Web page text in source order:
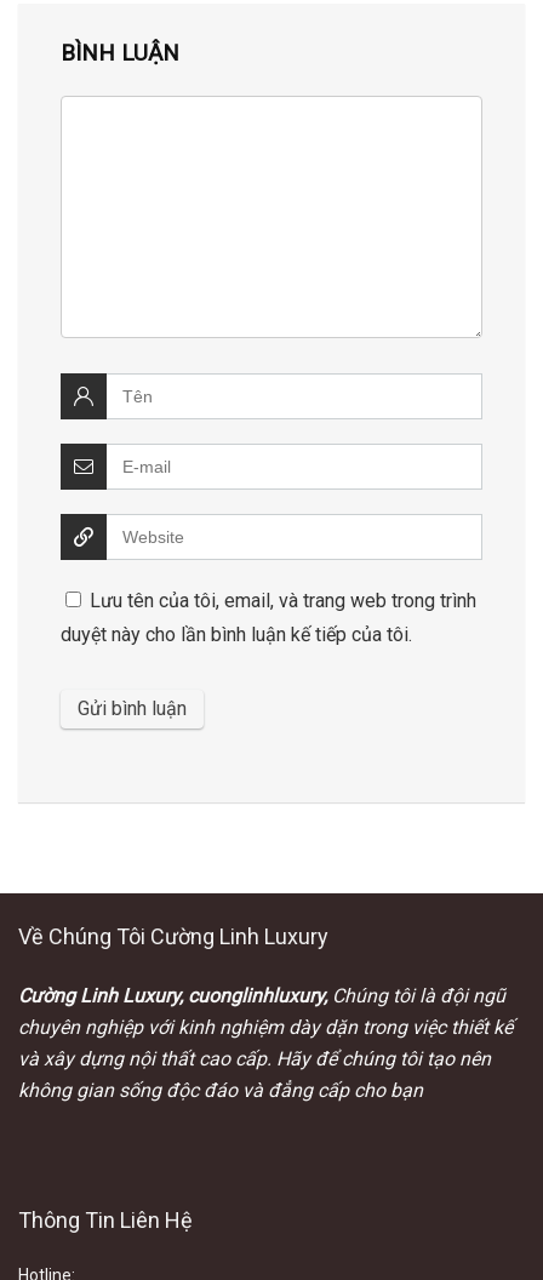
BÌNH LUẬN
Lưu tên của tôi, email, và trang web trong trình
duyệt này cho lần bình luận kế tiếp của tôi.
Về Chúng Tôi Cường Linh Luxury
Cường Linh Luxury, cuonglinhluxury, Chúng tôi là đội ngũ
chuyên nghiệp với kinh nghiệm dày dặn trong việc thiết kế
và xây dựng nội thất cao cấp. Hãy để chúng tôi tạo nên
không gian sống độc đáo và đẳng cấp cho bạn
Thông Tin Liên Hệ
Hotline: